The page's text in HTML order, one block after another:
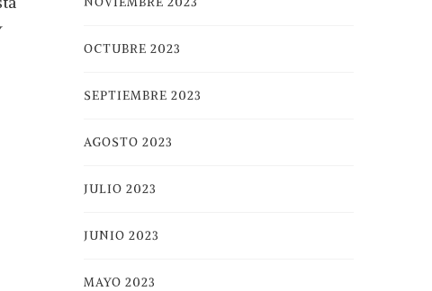
OCTUBRE 2023
SEPTIEMBRE 2023
AGOSTO 2023
JULIO 2023
JUNIO 2023
MAYO 2023